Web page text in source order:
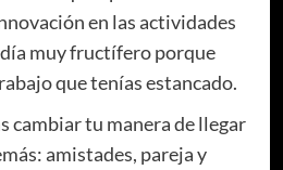
en las actividades
muy fructífero porque
que tenías estancado.
cambiar tu manera de llegar
amistades, pareja y